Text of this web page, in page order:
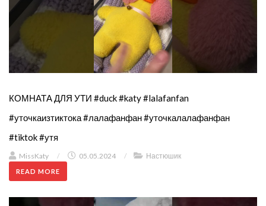
КОМНАТА ДЛЯ УТИ #duck #katy #lalafanfan
#уточкаизтиктока #лалафанфан #уточкалалафанфан
#tiktok #утя
MissKaty / 05.05.2024 / Настюшик
READ MORE